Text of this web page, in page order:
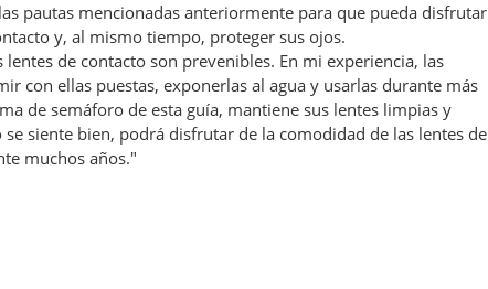
pautas mencionadas anteriormente para que pueda disfrutar
y, al mismo tiempo, proteger sus ojos.
de contacto son prevenibles. En mi experiencia, las
con ellas puestas, exponerlas al agua y usarlas durante más
de semáforo de esta guía, mantiene sus lentes limpias y
siente bien, podrá disfrutar de la comodidad de las lentes de
muchos años."